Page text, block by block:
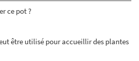
ce pot ?
être utilisé pour accueillir des plantes